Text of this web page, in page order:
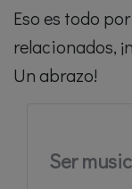
Eso es todo
relacionados,
Un abrazo!
Ser